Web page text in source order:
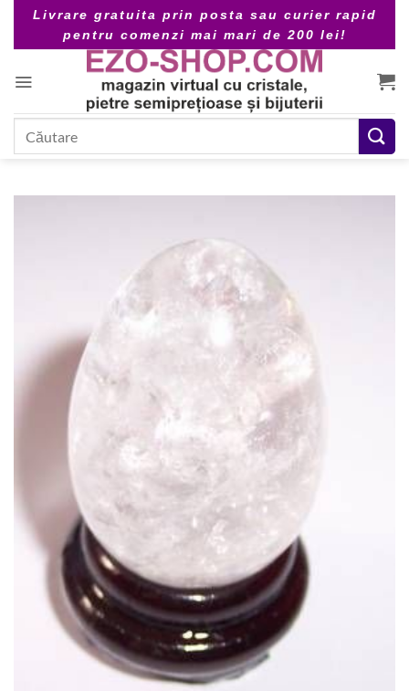
content
Livrare gratuita prin posta sau curier rapid
pentru comenzi mai mari de 200 lei!